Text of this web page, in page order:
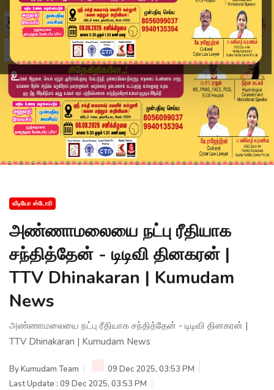
வீடியோ ஸ்டோரி
அண்ணாமலையை நட்பு ரீதியாக
சந்தித்தேன் - டிடிவி தினகரன் |
TTV Dhinakaran | Kumudam
News
அண்ணாமலையை நட்பு ரீதியாக சந்தித்தேன் - டிடிவி தினகரன் |
TTV Dhinakaran | Kumudam News
ByKumudam Team
09 Dec 2025, 03:53 PM
Last Update : 09 Dec 2025, 03:53 PM